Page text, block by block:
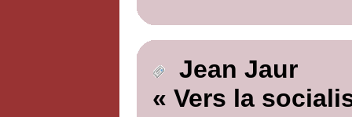
Jean Jaur
« Vers la